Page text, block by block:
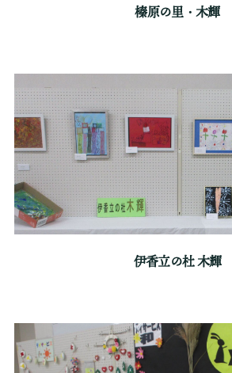
榛原の里・木輝
伊香立の杜 木輝